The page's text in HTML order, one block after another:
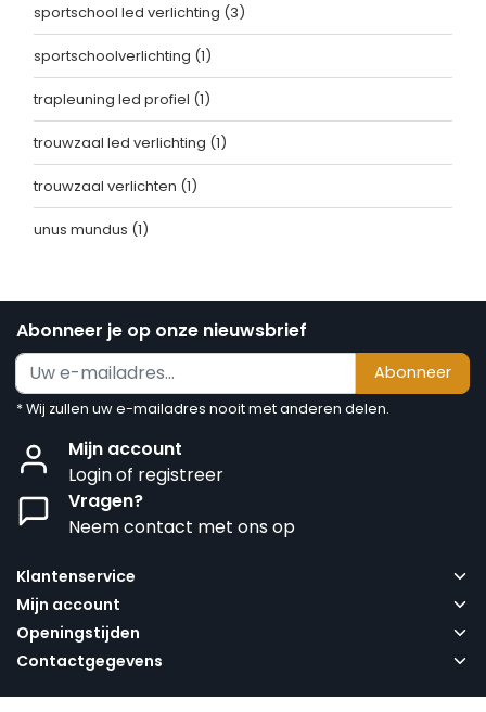
sportschool led verlichting (3)
sportschoolverlichting (1)
trapleuning led profiel (1)
trouwzaal led verlichting (1)
trouwzaal verlichten (1)
unus mundus (1)
Abonneer je op onze nieuwsbrief
Abonneer
* Wij zullen uw e-mailadres nooit met anderen delen.
Mijn account
Login of registreer
Vragen?
Neem contact met ons op
Klantenservice
Mijn account
Openingstijden
Contactgegevens